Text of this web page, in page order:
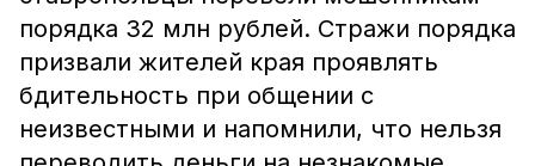
порядка 32 млн рублей. Стражи порядка
призвали жителей края проявлять
бдительность при общении с
неизвестными и напомнили, что нельзя